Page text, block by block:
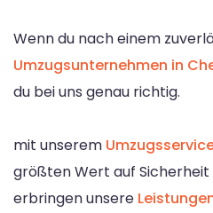
Wenn du nach einem
Umzugsunternehmen in
du bei uns genau richtig.
mit unserem
größten Wert auf Sicherheit
erbringen unsere